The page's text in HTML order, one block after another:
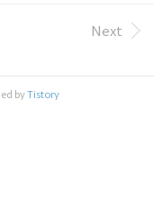
성용으
터리
전거로
Next
byTistory